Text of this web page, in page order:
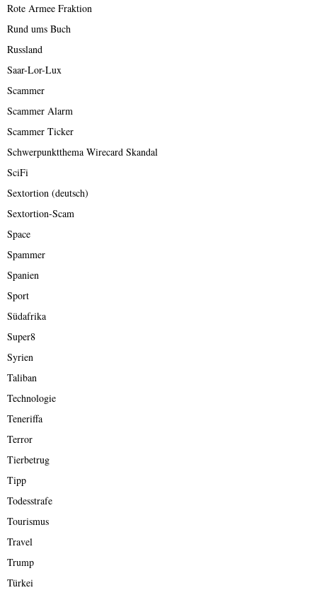
Rote Armee Fraktion
Rund ums Buch
Russland
Saar-Lor-Lux
Scammer
Scammer Alarm
Scammer Ticker
Schwerpunktthema Wirecard Skandal
SciFi
Sextortion (deutsch)
Sextortion-Scam
Space
Spammer
Spanien
Sport
Südafrika
Super8
Syrien
Taliban
Technologie
Teneriffa
Terror
Tierbetrug
Tipp
Todesstrafe
Tourismus
Travel
Trump
Türkei